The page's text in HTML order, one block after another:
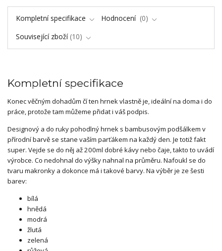
Kompletní specifikace Hodnocení
0
Související zboží 10
Kompletní specifikace
Konec věčným dohadům čí ten hrnek vlastně je, ideální na doma i do
práce, protože tam můžeme přidat i váš podpis.
Designový a do ruky pohodlný hrnek s bambusovým podšálkem v
přírodní barvě se stane vaším parťákem na každý den. Je totiž fakt
super. Vejde se do něj až 200ml dobré kávy nebo čaje, takto to uvádí
výrobce. Co nedohnal do výšky nahnal na průměru. Nafoukl se do
tvaru makronky a dokonce má i takové barvy. Na výběr je ze šesti
barev:
bílá
hnědá
modrá
žlutá
zelená